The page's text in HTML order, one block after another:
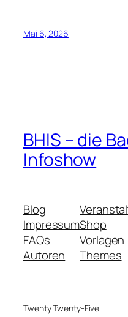
Mai 6, 2026
BHIS – die
Infoshow
Blog
Impressum
FAQs
Autoren
Shop
Vorlagen
Themes
Twenty Twenty-Five